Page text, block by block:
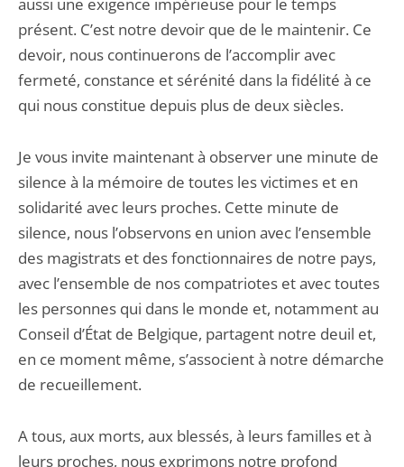
présent. C’est notre devoir que de le maintenir. Ce
devoir, nous continuerons de l’accomplir avec
fermeté, constance et sérénité dans la fidélité à ce
qui nous constitue depuis plus de deux siècles.
Je vous invite maintenant à observer une minute de
silence à la mémoire de toutes les victimes et en
solidarité avec leurs proches. Cette minute de
silence, nous l’observons en union avec l’ensemble
des magistrats et des fonctionnaires de notre pays,
avec l’ensemble de nos compatriotes et avec toutes
les personnes qui dans le monde et, notamment au
Conseil d’État de Belgique, partagent notre deuil et,
en ce moment même, s’associent à notre démarche
de recueillement.
A tous, aux morts, aux blessés, à leurs familles et à
leurs proches, nous exprimons notre profond